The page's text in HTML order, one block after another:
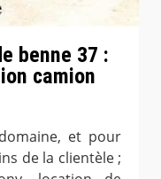
benne 37 :
camion
et pour
de la clientèle ;